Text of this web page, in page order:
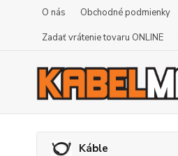
O nás Obchodné podmienky
Zadať vrátenie tovaru ONLINE
Káble